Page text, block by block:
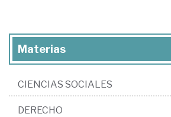
Materias
CIENCIAS SOCIALES
DERECHO